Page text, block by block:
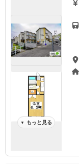
▼ もっと見る